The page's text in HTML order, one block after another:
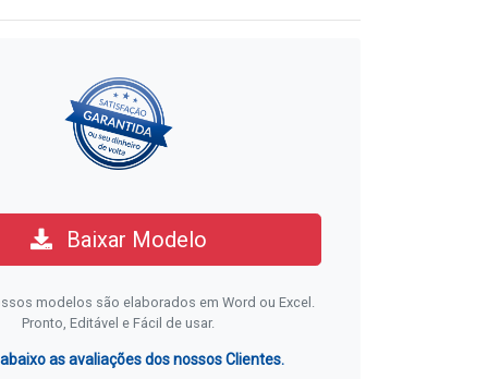
Baixar Modelo
modelos são elaborados em Word ou Excel.
Pronto, Editável e Fácil de usar.
abaixo as avaliações dos nossos Clientes.